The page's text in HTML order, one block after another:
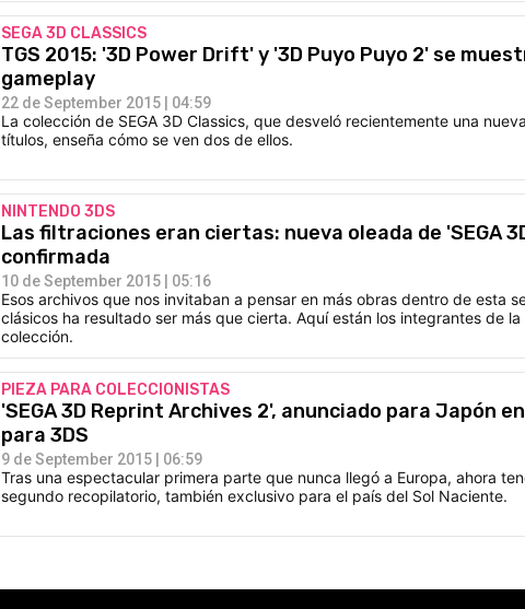
SEGA 3D CLASSICS
TGS 2015: '3D Power Drift' y '3D Puyo Puyo 2' se
gameplay
22 de September 2015 | 04:59
La colección de SEGA 3D Classics, que desveló recientemente una
títulos, enseña cómo se ven dos de ellos.
NINTENDO 3DS
Las filtraciones eran ciertas: nueva oleada de 'SEGA
confirmada
10 de September 2015 | 05:16
Esos archivos que nos invitaban a pensar en más obras dentro de esta
clásicos ha resultado ser más que cierta. Aquí están los integrantes de la
colección.
PIEZA PARA COLECCIONISTAS
'SEGA 3D Reprint Archives 2', anunciado para Japón
para 3DS
9 de September 2015 | 06:59
Tras una espectacular primera parte que nunca llegó a Europa, ahora
segundo recopilatorio, también exclusivo para el país del Sol Naciente.